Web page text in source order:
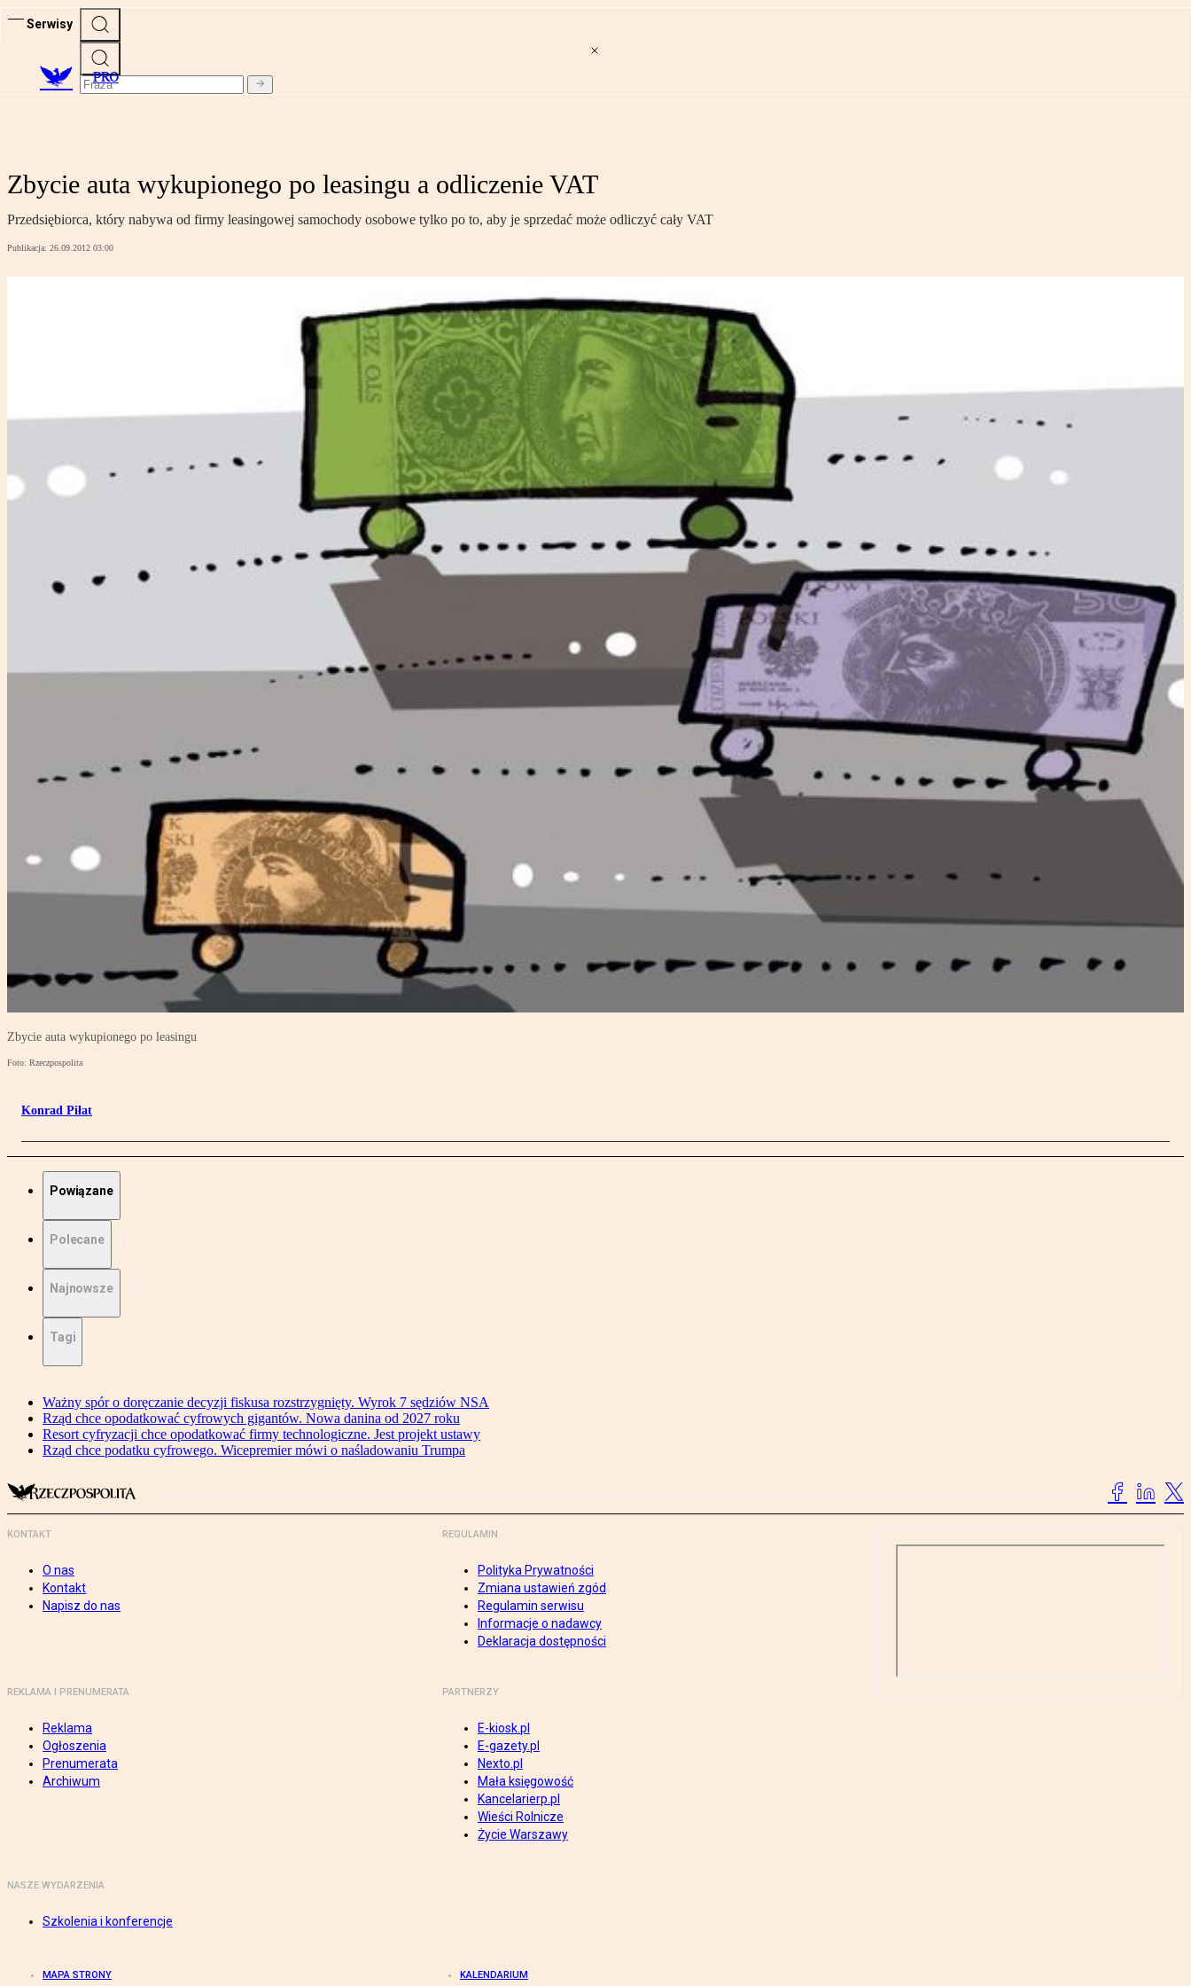
Serwisy
PRO
Zbycie auta wykupionego po leasingu a odliczenie VAT
Przedsiębiorca, który nabywa od firmy leasingowej samochody osobowe tylko po to, aby je sprzedać może odliczyć cały VAT
Publikacja: 26.09.2012 03:00
Zbycie auta wykupionego po leasingu
Foto: Rzeczpospolita
Konrad Piłat
Powiązane
Polecane
Najnowsze
Tagi
Ważny spór o doręczanie decyzji fiskusa rozstrzygnięty. Wyrok 7 sędziów NSA
Rząd chce opodatkować cyfrowych gigantów. Nowa danina od 2027 roku
Resort cyfryzacji chce opodatkować firmy technologiczne. Jest projekt ustawy
Rząd chce podatku cyfrowego. Wicepremier mówi o naśladowaniu Trumpa
KONTAKT
O nas
Kontakt
Napisz do nas
REGULAMIN
Polityka Prywatności
Zmiana ustawień zgód
Regulamin serwisu
Informacje o nadawcy
Deklaracja dostępności
REKLAMA I PRENUMERATA
Reklama
Ogłoszenia
Prenumerata
Archiwum
PARTNERZY
E-kiosk.pl
E-gazety.pl
Nexto.pl
Mała księgowość
Kancelarierp.pl
Wieści Rolnicze
Życie Warszawy
NASZE WYDARZENIA
Szkolenia i konferencje
MAPA STRONY KALENDARIUM